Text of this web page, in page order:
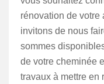
rénovation de votre
invitons de nous
sommes
de votre cheminée
travaux à mettre en